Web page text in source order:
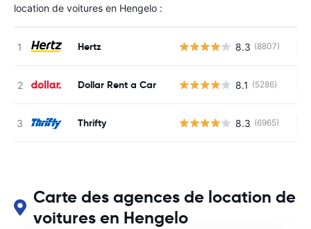
location de voitures en Hengelo :
Hertz 8.3 (8807)
Dollar Rent a Car 8.1 (5286)
Thrifty 8.3 (6965)
Carte des agences de location de
voitures en Hengelo